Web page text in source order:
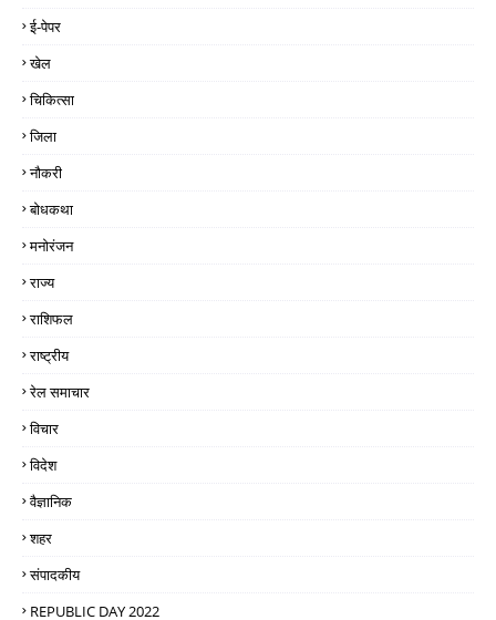
ई-पेपर
खेल
चिकित्सा
जिला
नौकरी
बोधकथा
मनोरंजन
राज्य
राशिफल
राष्ट्रीय
रेल समाचार
विचार
विदेश
वैज्ञानिक
शहर
संपादकीय
REPUBLIC DAY 2022